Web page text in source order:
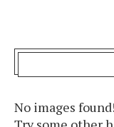
No images found!